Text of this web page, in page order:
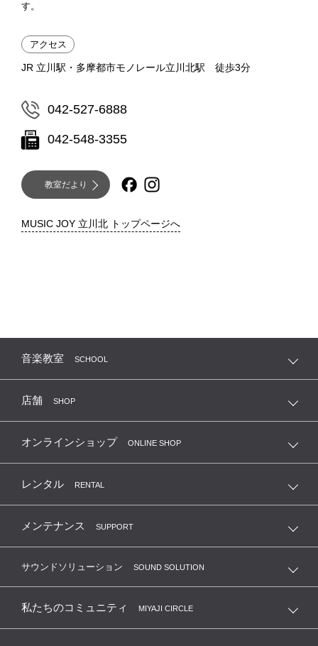
す。
アクセス
JR 立川駅・多摩都市モノレール立川北駅 徒歩3分
042-527-6888
042-548-3355
教室だより
MUSIC JOY 立川北 トップページへ
音楽教室 SCHOOL
店舗 SHOP
オンラインショップ ONLINE SHOP
レンタル RENTAL
メンテナンス SUPPORT
サウンドソリューション SOUND SOLUTION
私たちのコミュニティ MIYAJI CIRCLE